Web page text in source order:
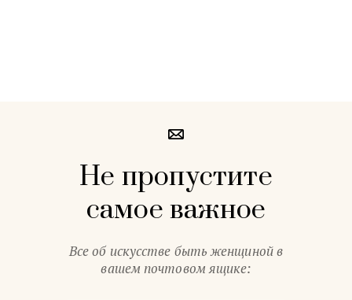
Не пропустите
самое важное
Все об искусстве быть женщиной в
вашем почтовом ящике: